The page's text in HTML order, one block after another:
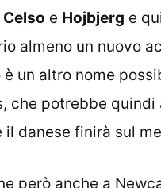
Celso e Hojbjerg e
almeno un nuovo
è un altro nome
che potrebbe
il danese finirà sul
però anche a